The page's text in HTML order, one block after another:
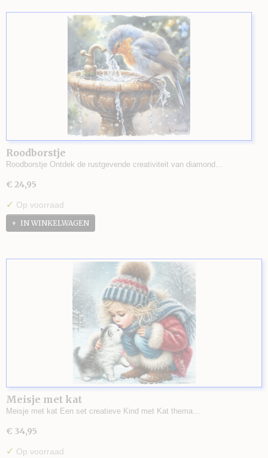
Roodborstje
Roodborstje Ontdek de rustgevende creativiteit van diamond…
€ 24,95
✓ Op voorraad
IN WINKELWAGEN
Meisje met kat
Meisje met kat Een set creatieve Kind met Kat thema…
€ 34,95
✓ Op voorraad